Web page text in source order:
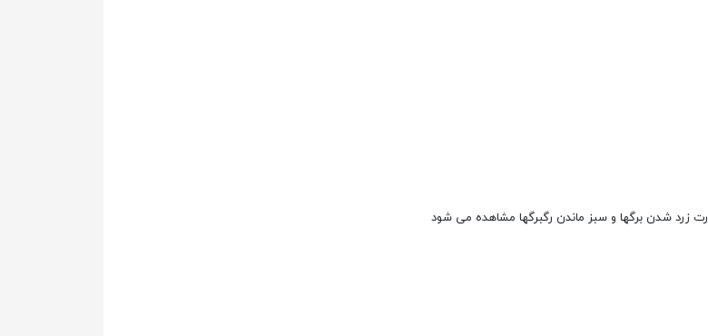
زرد شدن برگها و سبز ماندن رگبرگها مشاهده می شود